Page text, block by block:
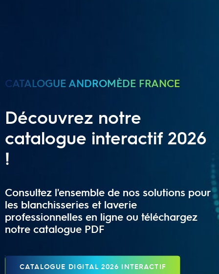
CATALOGUE ANDROMÈDE FRANCE
Découvrez notre
catalogue interactif 2026
!
Consultez l'ensemble de nos solutions pour
les blanchisseries et laverie
professionnelles en ligne ou téléchargez
notre catalogue PDF
CATALOGUE DIGITAL 2026 INTERACTIF